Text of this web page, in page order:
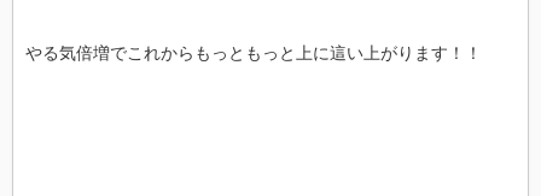
やる気倍増でこれからもっともっと上に這い上がります！！